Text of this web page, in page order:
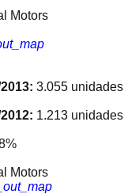
Motors
3.055 unidades
1.213 unidades
Motors